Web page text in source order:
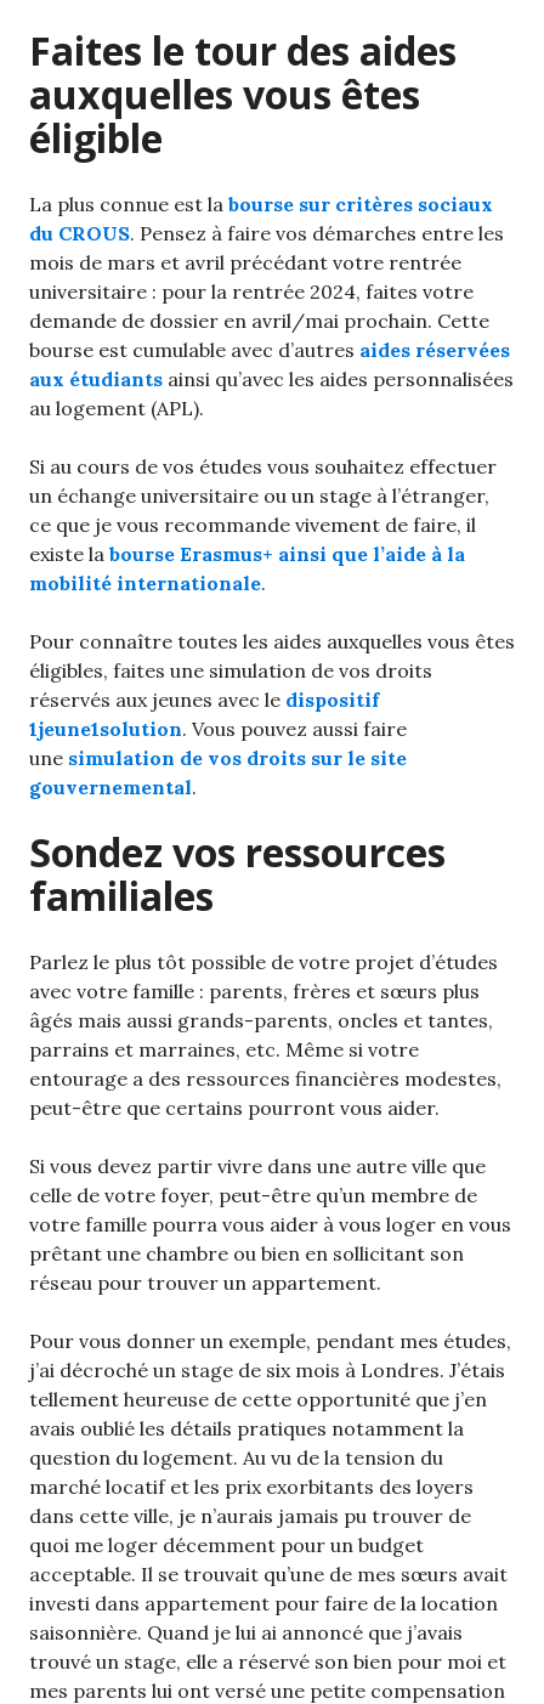
Faites le tour des aides
auxquelles vous êtes
éligible
La plus connue est la bourse sur critères sociaux
du CROUS. Pensez à faire vos démarches entre les
mois de mars et avril précédant votre rentrée
universitaire : pour la rentrée 2024, faites votre
demande de dossier en avril/mai prochain. Cette
bourse est cumulable avec d’autres aides réservées
aux étudiants ainsi qu’avec les aides personnalisées
au logement (APL).
Si au cours de vos études vous souhaitez effectuer
un échange universitaire ou un stage à l’étranger,
ce que je vous recommande vivement de faire, il
existe la bourse Erasmus+ ainsi que l’aide à la
mobilité internationale.
Pour connaître toutes les aides auxquelles vous êtes
éligibles, faites une simulation de vos droits
réservés aux jeunes avec le dispositif
1jeune1solution. Vous pouvez aussi faire
une simulation de vos droits sur le site
gouvernemental.
Sondez vos ressources
familiales
Parlez le plus tôt possible de votre projet d’études
avec votre famille : parents, frères et sœurs plus
âgés mais aussi grands-parents, oncles et tantes,
parrains et marraines, etc. Même si votre
entourage a des ressources financières modestes,
peut-être que certains pourront vous aider.
Si vous devez partir vivre dans une autre ville que
celle de votre foyer, peut-être qu’un membre de
votre famille pourra vous aider à vous loger en vous
prêtant une chambre ou bien en sollicitant son
réseau pour trouver un appartement.
Pour vous donner un exemple, pendant mes études,
j’ai décroché un stage de six mois à Londres. J’étais
tellement heureuse de cette opportunité que j’en
avais oublié les détails pratiques notamment la
question du logement. Au vu de la tension du
marché locatif et les prix exorbitants des loyers
dans cette ville, je n’aurais jamais pu trouver de
quoi me loger décemment pour un budget
acceptable. Il se trouvait qu’une de mes sœurs avait
investi dans appartement pour faire de la location
saisonnière. Quand je lui ai annoncé que j’avais
trouvé un stage, elle a réservé son bien pour moi et
mes parents lui ont versé une petite compensation